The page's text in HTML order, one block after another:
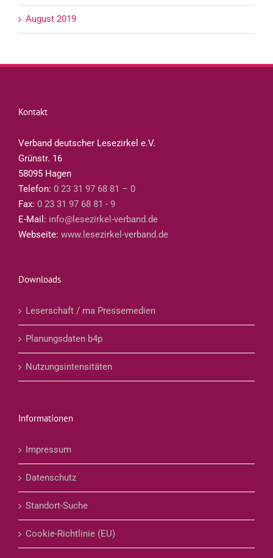
August 2019
Kontakt
Verband deutscher Lesezirkel e.V.
Grünstr. 16
58095 Hagen
Telefon: 0 23 31 97 68 81 – 0
Fax: 0 23 31 97 68 81 - 9
E-Mail: info@lesezirkel-verband.de
Webseite: www.lesezirkel-verband.de
Downloads
Leserschaft / ma Pressemedien
Planungsdaten b4p
Nutzungsintensitäten
Informationen
Impressum
Datenschutz
Standort-Suche
Cookie-Richtlinie (EU)